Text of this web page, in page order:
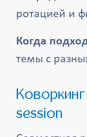
ротацией и
Когда
темы с
Коворкинг-день / co-working
session